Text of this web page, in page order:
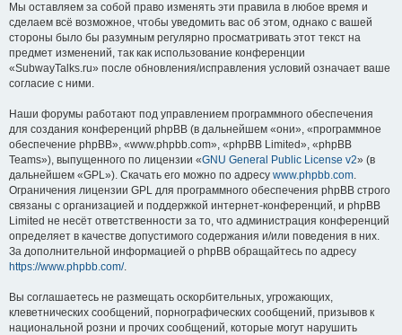
Мы оставляем за собой право изменять эти правила в любое время и
сделаем всё возможное, чтобы уведомить вас об этом, однако с вашей
стороны было бы разумным регулярно просматривать этот текст на
предмет изменений, так как использование конференции
«SubwayTalks.ru» после обновления/исправления условий означает ваше
согласие с ними.
Наши форумы работают под управлением программного обеспечения
для создания конференций phpBB (в дальнейшем «они», «программное
обеспечение phpBB», «www.phpbb.com», «phpBB Limited», «phpBB
Teams»), выпущенного по лицензии «GNU General Public License v2» (в
дальнейшем «GPL»). Скачать его можно по адресу www.phpbb.com.
Ограничения лицензии GPL для программного обеспечения phpBB строго
связаны с организацией и поддержкой интернет-конференций, и phpBB
Limited не несёт ответственности за то, что администрация конференций
определяет в качестве допустимого содержания и/или поведения в них.
За дополнительной информацией о phpBB обращайтесь по адресу
https://www.phpbb.com/.
Вы соглашаетесь не размещать оскорбительных, угрожающих,
клеветнических сообщений, порнографических сообщений, призывов к
национальной розни и прочих сообщений, которые могут нарушить